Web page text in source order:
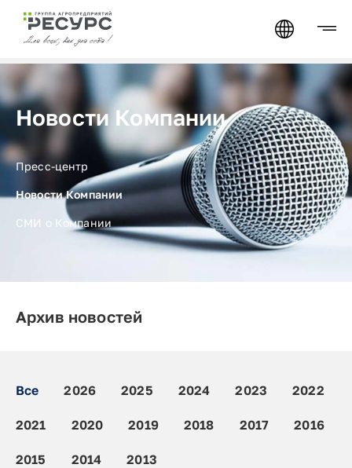
Новости Компании
Пресс-центр
Новости Компании
СМИ о Компании
Архив новостей
Все 2026 2025 2024 2023 2022
2021 2020 2019 2018 2017 2016
2015 2014 2013